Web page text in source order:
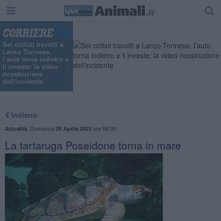
Sei ciclisti travolti a
Lanzo Torinese,
l’auto torna indietro e
li investe: la video
ricostruzione
dell'incidente
Indietro
Attualità Domenica 25 Aprile 2021 ore 08:00
La tartaruga Poseidone torna in mare